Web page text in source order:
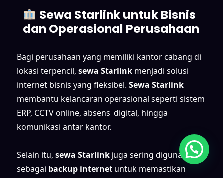
Sewa Starlink untuk Bisnis
dan Operasional Perusahaan
Bagi perusahaan yang memiliki kantor cabang di
lokasi terpencil, sewa Starlink menjadi solusi
internet bisnis yang fleksibel. Sewa Starlink
membantu kelancaran operasional seperti sistem
ERP, CCTV online, absensi digital, hingga
komunikasi antar kantor.
Selain itu, sewa Starlink juga sering digunakan
sebagai backup internet untuk memastikan